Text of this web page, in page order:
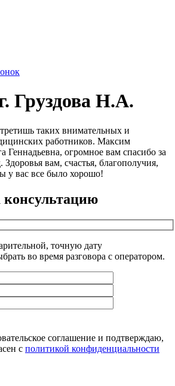
Груздова Н.А.
таких внимательных и
работников. Максим
Геннадьевна, огромное вам спасибо за
вам, счастья, благополучия,
у вас все было хорошо!
консультацию
точную дату
во время разговора с оператором.
соглашение и подтверждаю,
с политикой конфиденциальности